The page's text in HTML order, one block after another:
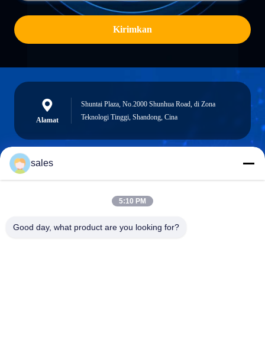
Kirimkan
Alamat
Shuntai Plaza, No.2000 Shunhua Road, di Zona
Teknologi Tinggi, Shandong, Cina
sales@sennaigroup.com
sales
5:10 PM
Good day, what product are you looking for?